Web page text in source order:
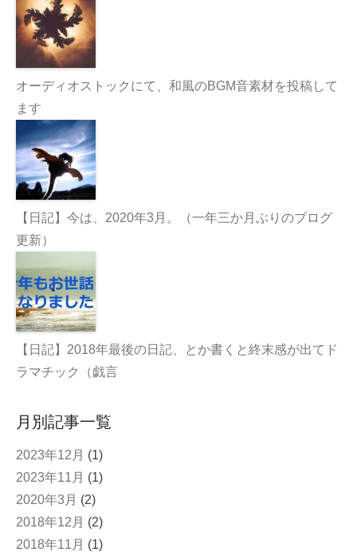
オーディオストックにて、和風のBGM音素材を投稿して
ます
【日記】今は、2020年3月。（一年三か月ぶりのブログ
更新）
【日記】2018年最後の日記、とか書くと終末感が出てド
ラマチック（戯言
月別記事一覧
2023年12月 (1)
2023年11月 (1)
2020年3月 (2)
2018年12月 (2)
2018年11月 (1)